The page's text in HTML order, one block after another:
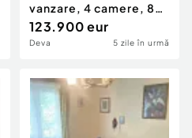
vanzare, 4 camere, 87
mp², Deva
123.900 eur
Deva 5 zile în urmă